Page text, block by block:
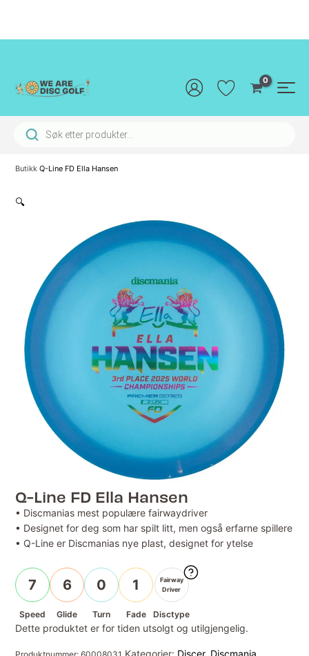
innholdet
Products search
Butikk Q-Line FD Ella Hansen
🔍
Q-Line FD Ella Hansen
• Discmanias mest populære fairwaydriver
• Designet for deg som har spilt litt, men også erfarne spillere
• Q-Line er Discmanias nye plast, designet for ytelse
7
Speed
6
Glide
0
Turn
1
Fade
Fairway
Driver
Disctype
Dette produktet er for tiden utsolgt og utilgjengelig.